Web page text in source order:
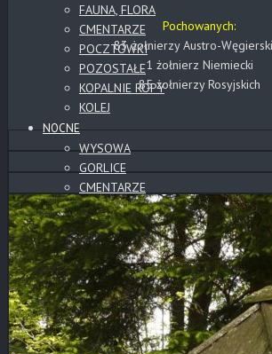
FAUNA, FLORA
CMENTARZE
POCZTÓWKI
POZOSTAŁE
KOPALNIE ROPY
KOLEJ
NOCNE
WYSOWA
GORLICE
CMENTARZE
POZOSTAŁE
PANORAMY
PANORAMY CYLINDRYCZNE
CMENTARZE
SŁOWACKIE ZAMKI
WYSOWA
BESKID NISKI
GÓRY
Pochowanych:
83 żołnierzy Austro-
1 żołnierz Niemiecki
85 żołnierzy Rosyjskich